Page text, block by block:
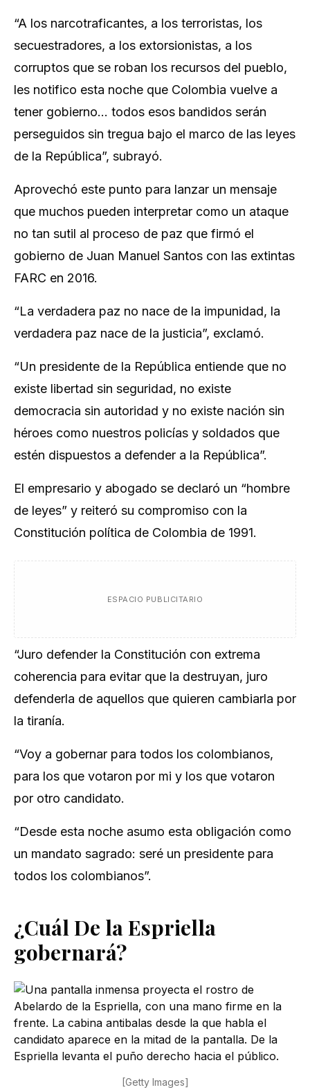
“A los narcotraficantes, a los terroristas, los
secuestradores, a los extorsionistas, a los
corruptos que se roban los recursos del pueblo,
les notifico esta noche que Colombia vuelve a
tener gobierno… todos esos bandidos serán
perseguidos sin tregua bajo el marco de las leyes
de la República”, subrayó.
Aprovechó este punto para lanzar un mensaje
que muchos pueden interpretar como un ataque
no tan sutil al proceso de paz que firmó el
gobierno de Juan Manuel Santos con las extintas
FARC en 2016.
“La verdadera paz no nace de la impunidad, la
verdadera paz nace de la justicia”, exclamó.
“Un presidente de la República entiende que no
existe libertad sin seguridad, no existe
democracia sin autoridad y no existe nación sin
héroes como nuestros policías y soldados que
estén dispuestos a defender a la República”.
El empresario y abogado se declaró un “hombre
de leyes” y reiteró su compromiso con la
Constitución política de Colombia de 1991.
ESPACIO PUBLICITARIO
“Juro defender la Constitución con extrema
coherencia para evitar que la destruyan, juro
defenderla de aquellos que quieren cambiarla por
la tiranía.
“Voy a gobernar para todos los colombianos,
para los que votaron por mi y los que votaron
por otro candidato.
“Desde esta noche asumo esta obligación como
un mandato sagrado: seré un presidente para
todos los colombianos”.
¿Cuál De la Espriella
gobernará?
[Getty Images]